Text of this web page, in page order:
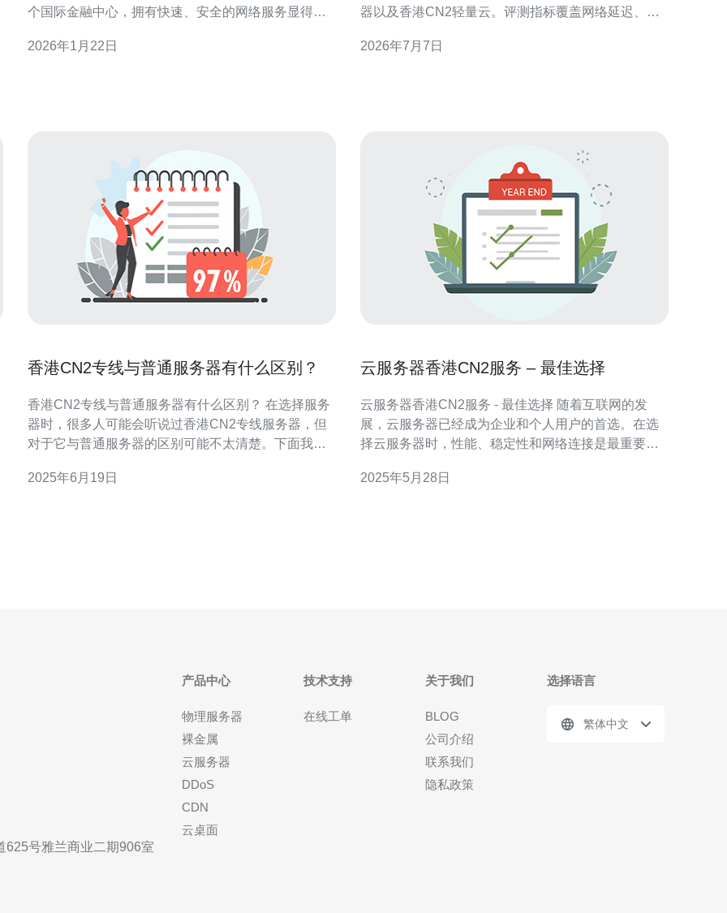
个国际金融中心，拥有快速、安全的网络服务显得尤
提升网络安全和加快网站访问速度的关键工具。 首
2026年1月22日
器以及香港CN2轻量云。评测指标覆盖网络延迟、丢
性、管理面板与备份功能、以及整体性价比。 首先，
2026年7月7日
香港CN2专线与普通服务器有什么区别？
香港CN2专线与普通服务器有什么区别？ 在选择服务
器时，很多人可能会听说过香港CN2专线服务器，但
对于它与普通服务器的区别可能不太清楚。下面我们
解一下什么是香港CN2专线。CN2指的是中国电信的
2025年6月19日
云服务器香港CN2服务 – 最佳选择
云服务器香港CN2服务 - 最佳选择 随着互联网的发
展，云服务器已经成为企业和个人用户的首选。在选
择云服务器时，性能、稳定性和网络连接是最重要的
具有独特的优势，让您的网络体验更加顺畅和高效。
2025年5月28日
625号雅兰商业二期906室
产品中心
物理服务器
裸金属
云服务器
DDoS
CDN
云桌面
技术支持
在线工单
关于我们
BLOG
公司介绍
联系我们
隐私政策
选择语言
繁体中文